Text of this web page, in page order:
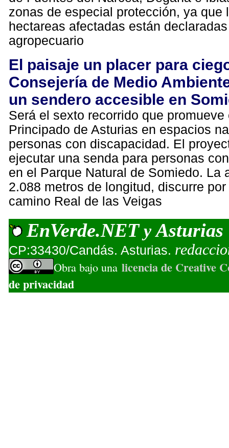
zonas de especial protección, ya que
hectareas afectadas están
agropecuario
El paisaje un placer para
Consejería de Medio
un sendero accesible en
Será el sexto recorrido que
Principado de Asturias en espacios
personas con discapacidad. El
ejecutar una senda para personas
en el Parque Natural de Somiedo. La
2.088 metros de longitud, discurre
camino Real de las Veigas
EnVerde.NETyAsturias
CP:33430/Candás. Asturias.
Obra bajo una licencia de Creative
de privacidad